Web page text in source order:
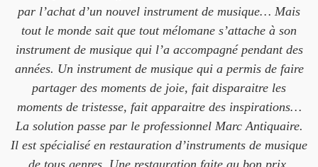
par l’achat d’un nouvel instrument de musique… Mais
tout le monde sait que tout mélomane s’attache à son
instrument de musique qui l’a accompagné pendant des
années. Un instrument de musique qui a permis de faire
partager des moments de joie, fait disparaitre les
moments de tristesse, fait apparaitre des inspirations…
La solution passe par le professionnel Marc Antiquaire.
Il est spécialisé en restauration d’instruments de musique
de tous genres. Une restauration faite au bon prix.